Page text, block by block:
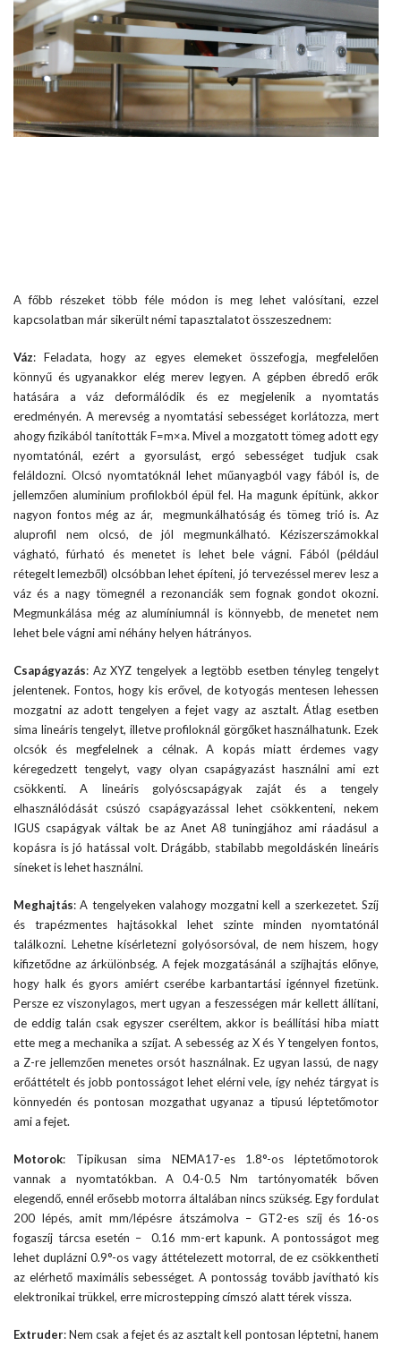
A főbb részeket több féle módon is meg lehet valósítani, ezzel
kapcsolatban már sikerült némi tapasztalatot összeszednem:
Váz: Feladata, hogy az egyes elemeket összefogja, megfelelően
könnyű és ugyanakkor elég merev legyen. A gépben ébredő erők
hatására a váz deformálódik és ez megjelenik a nyomtatás
eredményén. A merevség a nyomtatási sebességet korlátozza, mert
ahogy fizikából tanították F=m×a. Mivel a mozgatott tömeg adott egy
nyomtatónál, ezért a gyorsulást, ergó sebességet tudjuk csak
feláldozni. Olcsó nyomtatóknál lehet műanyagból vagy fából is, de
jellemzően aluminium profilokból épül fel. Ha magunk építünk, akkor
nagyon fontos még az ár, megmunkálhatóság és tömeg trió is. Az
aluprofil nem olcsó, de jól megmunkálható. Kéziszerszámokkal
vágható, fúrható és menetet is lehet bele vágni. Fából (például
rétegelt lemezből) olcsóbban lehet építeni, jó tervezéssel merev lesz a
váz és a nagy tömegnél a rezonanciák sem fognak gondot okozni.
Megmunkálása még az alumíniumnál is könnyebb, de menetet nem
lehet bele vágni ami néhány helyen hátrányos.
Csapágyazás: Az XYZ tengelyek a legtöbb esetben tényleg tengelyt
jelentenek. Fontos, hogy kis erővel, de kotyogás mentesen lehessen
mozgatni az adott tengelyen a fejet vagy az asztalt. Átlag esetben
sima lineáris tengelyt, illetve profiloknál görgőket használhatunk. Ezek
olcsók és megfelelnek a célnak. A kopás miatt érdemes vagy
kéregedzett tengelyt, vagy olyan csapágyazást használni ami ezt
csökkenti. A lineáris golyóscsapágyak zaját és a tengely
elhasználódását csúszó csapágyazással lehet csökkenteni, nekem
IGUS csapágyak váltak be az Anet A8 tuningjához ami ráadásul a
kopásra is jó hatással volt. Drágább, stabilabb megoldáskén lineáris
síneket is lehet használni.
Meghajtás: A tengelyeken valahogy mozgatni kell a szerkezetet. Szíj
és trapézmentes hajtásokkal lehet szinte minden nyomtatónál
találkozni. Lehetne kísérletezni golyósorsóval, de nem hiszem, hogy
kifizetődne az árkülönbség. A fejek mozgatásánál a szíjhajtás előnye,
hogy halk és gyors amiért cserébe karbantartási igénnyel fizetünk.
Persze ez viszonylagos, mert ugyan a feszességen már kellett állítani,
de eddig talán csak egyszer cseréltem, akkor is beállítási hiba miatt
ette meg a mechanika a szíjat. A sebesség az X és Y tengelyen fontos,
a Z-re jellemzően menetes orsót használnak. Ez ugyan lassú, de nagy
erőáttételt és jobb pontosságot lehet elérni vele, így nehéz tárgyat is
könnyedén és pontosan mozgathat ugyanaz a tipusú léptetőmotor
ami a fejet.
Motorok: Tipikusan sima NEMA17-es 1.8°-os léptetőmotorok
vannak a nyomtatókban. A 0.4-0.5 Nm tartónyomaték bőven
elegendő, ennél erősebb motorra általában nincs szükség. Egy fordulat
200 lépés, amit mm/lépésre átszámolva – GT2-es szíj és 16-os
fogaszíj tárcsa esetén – 0.16 mm-ert kapunk. A pontosságot meg
lehet duplázni 0.9°-os vagy áttételezett motorral, de ez csökkentheti
az elérhető maximális sebességet. A pontosság tovább javítható kis
elektronikai trükkel, erre microstepping címszó alatt térek vissza.
Extruder: Nem csak a fejet és az asztalt kell pontosan léptetni, hanem